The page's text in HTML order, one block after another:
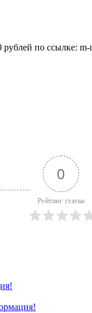
по ссылке: m-
0
Рейтинг статьи